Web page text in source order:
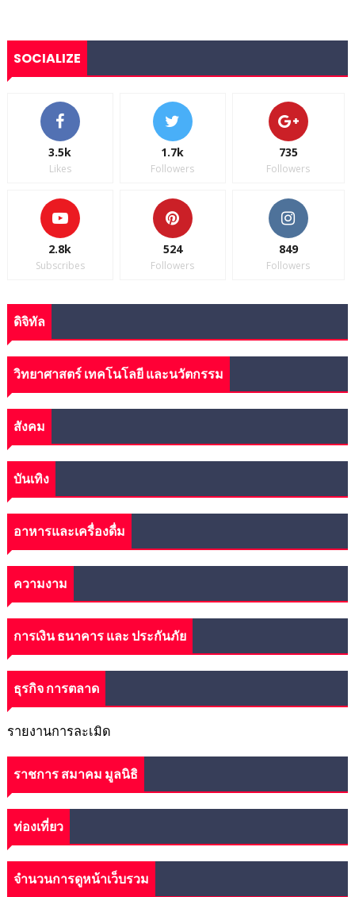
SOCIALIZE
3.5k
Likes
1.7k
Followers
735
Followers
2.8k
Subscribes
524
Followers
849
Followers
ดิจิทัล
วิทยาศาสตร์ เทคโนโลยี และนวัตกรรม
สังคม
บันเทิง
อาหารและเครื่องดื่ม
ความงาม
การเงิน ธนาคาร และ ประกันภัย
ธุรกิจ การตลาด
รายงานการละเมิด
ราชการ สมาคม มูลนิธิ
ท่องเที่ยว
จำนวนการดูหน้าเว็บรวม